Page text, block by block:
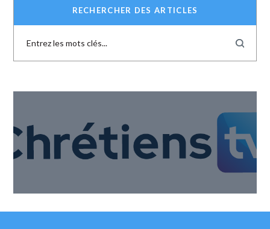
RECHERCHER DES ARTICLES